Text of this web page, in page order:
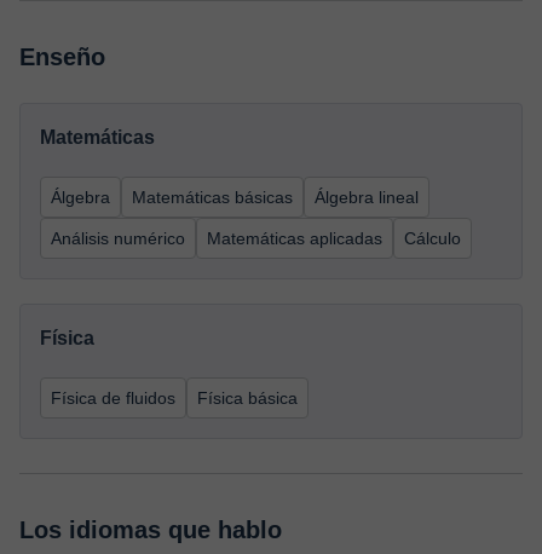
Enseño
Matemáticas
Álgebra Matemáticas básicas Álgebra lineal
Análisis numérico Matemáticas aplicadas Cálculo
Física
Física de fluidos Física básica
Los idiomas que hablo